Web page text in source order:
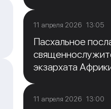
11 апреля 2026 13:05
Пасхальное
экзархата
11 апреля 2026 13:00